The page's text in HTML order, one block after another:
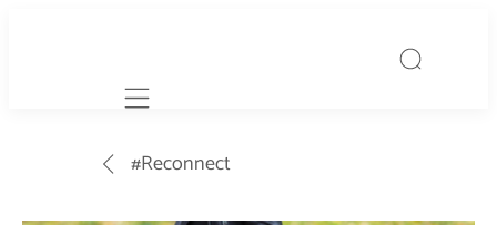
Mobile navigation
#Reconnect